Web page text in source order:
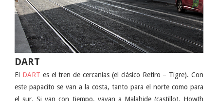
DART
El DART es el tren de cercanías (el clásico Retiro – Tigre). Con
este papacito se van a la costa, tanto para el norte como para
el sur. Si van con tiempo, vayan a Malahide (castillo), Howth